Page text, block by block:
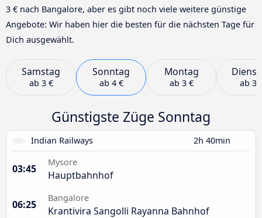
3 € nach Bangalore, aber es gibt noch viele weitere günstige
Angebote: Wir haben hier die besten für die nächsten Tage für
Dich ausgewählt.
Samstag
ab 3 €
Sonntag
ab 4 €
Montag
ab 3 € ab 3
Günstigste Züge Sonntag
Indian Railways 2h 40min
03:45
Mysore
Hauptbahnhof
06:25
Bangalore
Krantivira Sangolli Rayanna Bahnhof